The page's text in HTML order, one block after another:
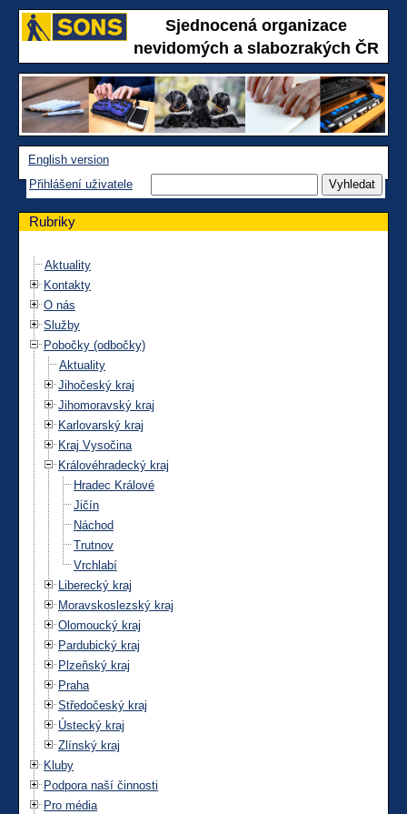
Sjednocená organizace
nevidomých a slabozrakých ČR
English version
Přihlášení uživatele
Rubriky
Aktuality
Kontakty
O nás
Služby
Pobočky (odbočky)
Aktuality
Jihočeský kraj
Jihomoravský kraj
Karlovarský kraj
Kraj Vysočina
Královéhradecký kraj
Hradec Králové
Jičín
Náchod
Trutnov
Vrchlabí
Liberecký kraj
Moravskoslezský kraj
Olomoucký kraj
Pardubický kraj
Plzeňský kraj
Praha
Středočeský kraj
Ústecký kraj
Zlínský kraj
Kluby
Podpora naší činnosti
Pro média